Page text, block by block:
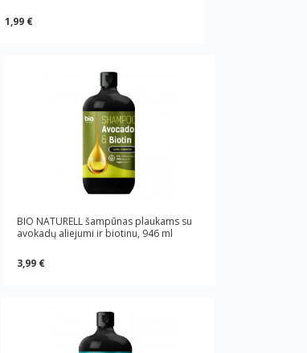
1,99 €
BIO NATURELL šampūnas plaukams su
avokadų aliejumi ir biotinu, 946 ml
3,99 €